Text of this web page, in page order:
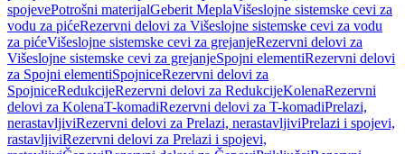
spojevePotrošni materijalGeberit MeplaVišeslojne sistemske cevi za
vodu za pićeRezervni delovi za Višeslojne sistemske cevi za vodu
za pićeVišeslojne sistemske cevi za grejanjeRezervni delovi za
Višeslojne sistemske cevi za grejanjeSpojni elementiRezervni delovi
za Spojni elementiSpojniceRezervni delovi za
SpojniceRedukcijeRezervni delovi za RedukcijeKolenaRezervni
delovi za KolenaT-komadiRezervni delovi za T-komadiPrelazi,
nerastavljiviRezervni delovi za Prelazi, nerastavljiviPrelazi i spojevi,
rastavljiviRezervni delovi za Prelazi i spojevi,